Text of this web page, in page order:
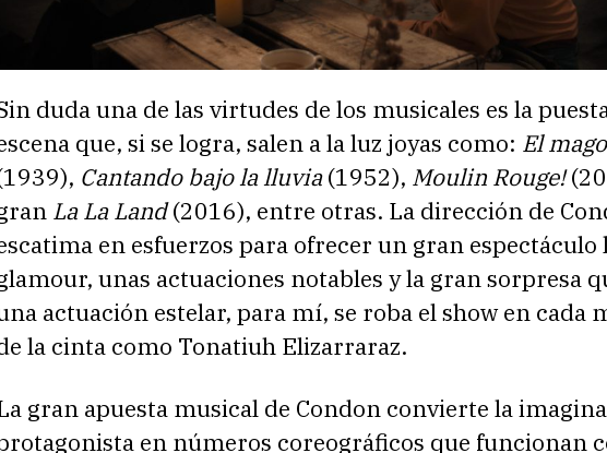
duda una de las virtudes de los musicales es la
que, si se logra, salen a la luz joyas como: El
Cantando bajo la lluvia(1952), Moulin Rouge!
La La Land(2016), entre otras. La dirección de
en esfuerzos para ofrecer un gran espectáculo
unas actuaciones notables y la gran sorpresa
actuación estelar, para mí, se roba el show en cada
la cinta como Tonatiuh Elizarraraz.
gran apuesta musical de Condon convierte la
en números coreográficos que funcionan